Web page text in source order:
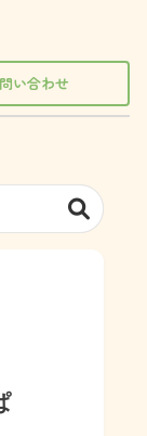
い合わせ